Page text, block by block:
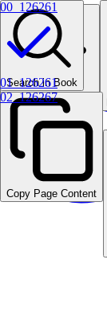
Increase Text Size
Search in Book
Copy Page Content
00_126261
01_126261
02_126267